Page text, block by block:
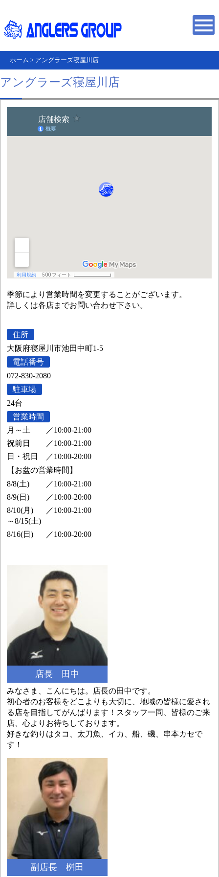
ホーム > アングラーズ寝屋川店
アングラーズ寝屋川店
季節により営業時間を変更することがございます。
詳しくは各店までお問い合わせ下さい。
住所
大阪府寝屋川市池田中町1-5
電話番号
072-830-2080
駐車場
24台
営業時間
月～土
／10:00-21:00
祝前日
／10:00-21:00
日・祝日
／10:00-20:00
【お盆の営業時間】
8/8(土)
／10:00-21:00
8/9(日)
／10:00-20:00
8/10(月)
～8/15(土)
／10:00-21:00
8/16(日) ／10:00-20:00
店長 田中
みなさま、こんにちは。店長の田中です。
初心者のお客様をどこよりも大切に、地域の皆様に愛され
る店を目指してがんばります！スタッフ一同、皆様のご来
店、心よりお待ちしております。
好きな釣りはタコ、太刀魚、イカ、船、磯、串本カセで
す！
副店長 桝田